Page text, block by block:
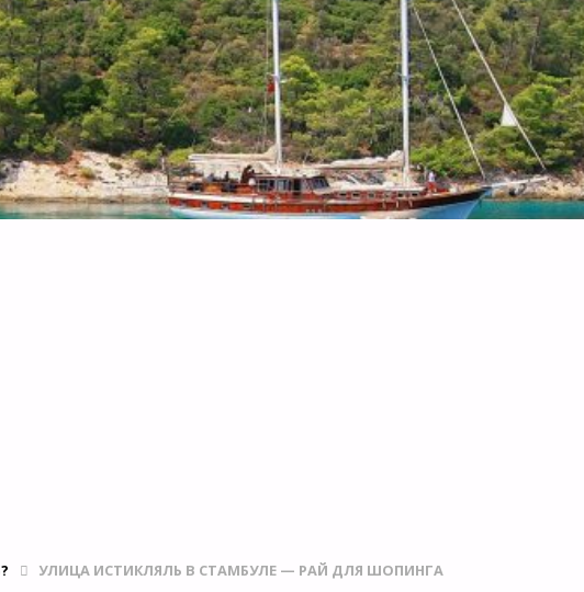
УЛИЦА ИСТИКЛЯЛЬ В СТАМБУЛЕ — РАЙ ДЛЯ ШОПИНГА